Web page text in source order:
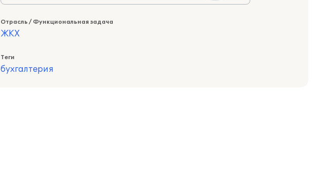
Отрасль / Функциональная задача
ЖКХ
Теги
бухгалтерия